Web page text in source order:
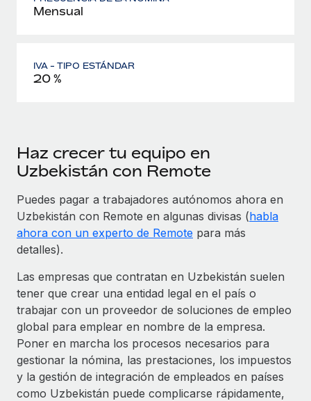
Mensual
IVA - TIPO ESTÁNDAR
20 %
Haz crecer tu equipo en
Uzbekistán con Remote
Puedes pagar a trabajadores autónomos ahora en
Uzbekistán con Remote en algunas divisas (habla
ahora con un experto de Remote para más
detalles).
Las empresas que contratan en Uzbekistán suelen
tener que crear una entidad legal en el país o
trabajar con un proveedor de soluciones de empleo
global para emplear en nombre de la empresa.
Poner en marcha los procesos necesarios para
gestionar la nómina, las prestaciones, los impuestos
y la gestión de integración de empleados en países
como Uzbekistán puede complicarse rápidamente,